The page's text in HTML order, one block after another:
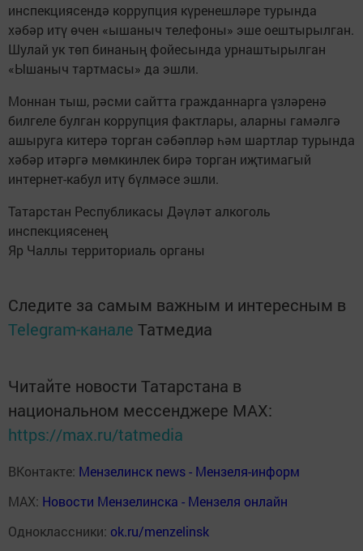
инспекциясендә коррупция күренешләре турында
хәбәр итү өчен «ышаныч телефоны» эше оештырылган.
Шулай ук төп бинаның фойесында урнаштырылган
«Ышаныч тартмасы» да эшли.
Моннан тыш, рәсми сайтта гражданнарга үзләренә
билгеле булган коррупция фактлары, аларны гамәлгә
ашыруга китерә торган сәбәпләр һәм шартлар турында
хәбәр итәргә мөмкинлек бирә торган иҗтимагый
интернет-кабул итү бүлмәсе эшли.
Татарстан Республикасы Дәүләт алкоголь
инспекциясенең
Яр Чаллы территориаль органы
Следите за самым важным и интересным в
Telegram-канале Татмедиа
Читайте новости Татарстана в
национальном мессенджере MАХ:
https://max.ru/tatmedia
ВКонтакте: Мензелинск news - Мензеля-информ
MAX: Новости Мензелинска - Мензеля онлайн
Одноклассники: ok.ru/menzelinsk